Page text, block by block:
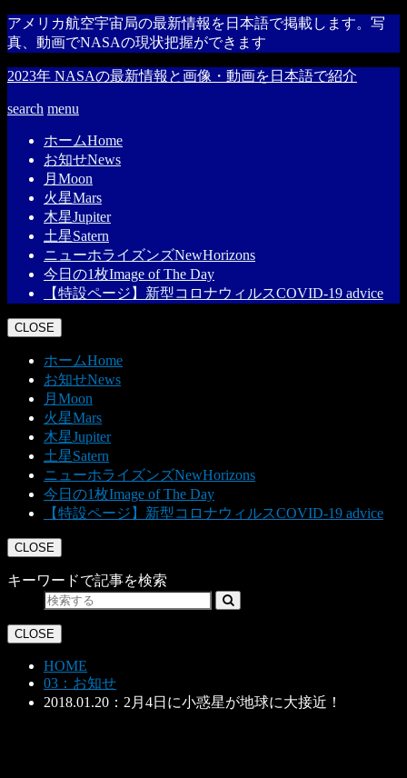
アメリカ航空宇宙局の最新情報を日本語で掲載します。写
真、動画でNASAの現状把握ができます
2023年 NASAの最新情報と画像・動画を日本語で紹介
search menu
ホームHome
お知せNews
月 Moon
火星Mars
木星Jupiter
土星Satern
ニューホライズンズNewHorizons
今日の1枚Image of The Day
【特設ページ】新型コロナウィルスCOVID-19 advice
CLOSE
ホームHome
お知せNews
月 Moon
火星Mars
木星Jupiter
土星Satern
ニューホライズンズNewHorizons
今日の1枚Image of The Day
【特設ページ】新型コロナウィルスCOVID-19 advice
CLOSE
キーワードで記事を検索
CLOSE
HOME
03：お知せ
2018.01.20：2月4日に小惑星が地球に大接近！